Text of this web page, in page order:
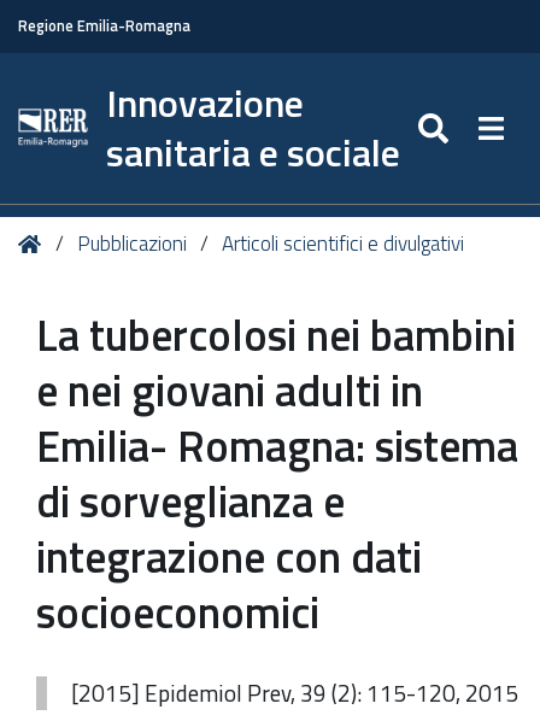
Regione Emilia-Romagna
Innovazione
sanitaria e sociale
Tu HomePubblicazioni Articoli scientifici e divulgativi
La tubercolosi nei bambini
e nei giovani adulti in
Emilia- Romagna: sistema
di sorveglianza e
integrazione con dati
socioeconomici
[2015] Epidemiol Prev, 39 (2): 115-120, 2015